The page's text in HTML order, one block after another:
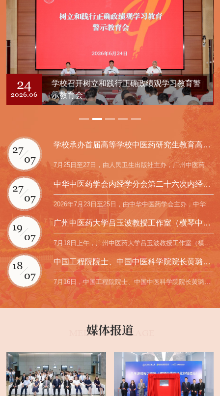
24
2026.06
学校召开树立和践行正确政绩观学习教育警
示教育会
27
07
学校承办首届高等学校中医药研究生教育高质量发展...
7月25日至27日，由人民卫生出版社主办，广州中医药大学承办，广州中医药大学第一附属医院、第二附属医院...
27
07
中华中医药学会内经学分会第二十六次内经学术研讨...
2026年7月23日至25日，由中华中医药学会主办，中华中医药学会内经学分会、广州中医药大学承办的第二十六...
19
07
广州中医药大学吕玉波教授工作室（横琴中医药文化...
7月18日上午，广州中医药大学吕玉波教授工作室（横琴中医药文化体验馆站）揭牌仪式在粤澳合作中医药科技...
18
07
中国工程院院士、中国中医科学院院长黄璐琦到学校...
7月16日，中国工程院院士、中国中医科学院院长黄璐琦莅临我校，为我校师生作题为《论“十五五”期间重点...
媒体报道
MEDIA COVERAGE